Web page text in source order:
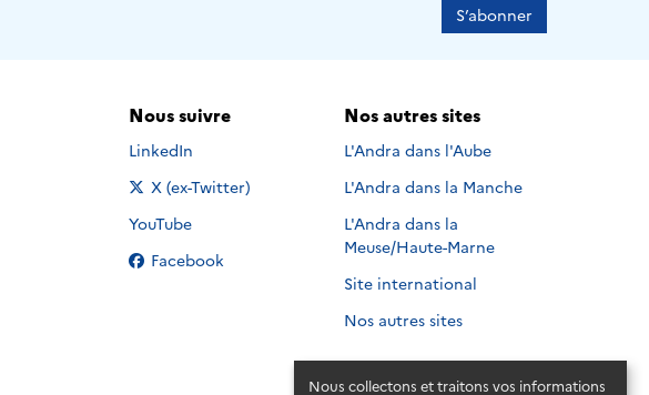
Nous collectons et traitons vos informations
S’abonner
Nous suivre
Nous suivre sur
LinkedIn
Nous suivre sur
X (ex-Twitter)
Nous suivre sur
YouTube
Nous suivre sur
Facebook
Nos autres sites
L'Andra dans l'Aube
L'Andra dans la Manche
L'Andra dans la
Meuse/Haute-Marne
Site international
Nos autres sites